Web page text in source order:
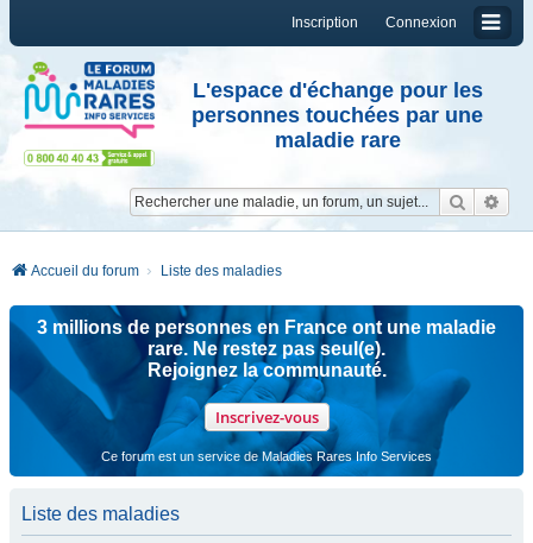
Connexion
Inscription
L'espace d'échange pour les
personnes touchées par une
maladie rare
Accueil du forum Liste des maladies
3 millions de personnes en France ont une maladie
rare. Ne restez pas seul(e).
Rejoignez la communauté.
Inscrivez-vous
Ce forum est un service de Maladies Rares Info Services
Liste des maladies